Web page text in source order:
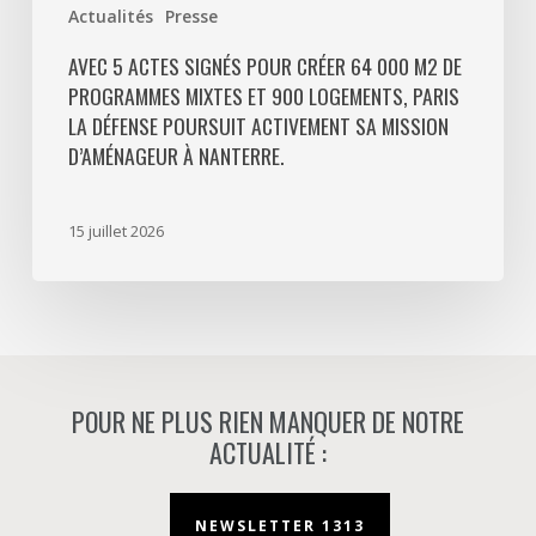
Actualités Presse
Défense
poursuit
activement
AVEC 5 ACTES SIGNÉS POUR CRÉER 64 000 M2 DE
PROGRAMMES MIXTES ET 900 LOGEMENTS, PARIS
LA DÉFENSE POURSUIT ACTIVEMENT SA MISSION
D’AMÉNAGEUR À NANTERRE.
15 juillet 2026
POUR NE PLUS RIEN MANQUER DE NOTRE
ACTUALITÉ :
NEWSLETTER 1313